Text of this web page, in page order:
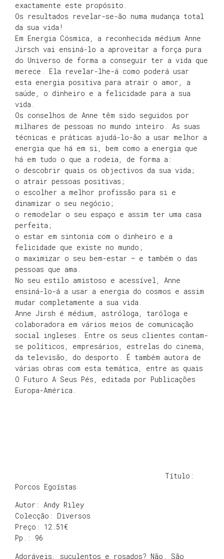
exactamente este propósito.
Os resultados revelar-se-ão numa mudança total
da sua vida!
Em Energia Cósmica, a reconhecida médium Anne
Jirsch vai ensiná-lo a aproveitar a força pura
do Universo de forma a conseguir ter a vida que
merece. Ela revelar-lhe-á como poderá usar
esta energia positiva para atrair o amor, a
saúde, o dinheiro e a felicidade para a sua
vida.
Os conselhos de Anne têm sido seguidos por
milhares de pessoas no mundo inteiro. As suas
técnicas e práticas ajudá-lo-ão a usar melhor a
energia que há em si, bem como a energia que
há em tudo o que a rodeia, de forma a:
o descobrir quais os objectivos da sua vida;
o atrair pessoas positivas;
o escolher a melhor profissão para si e
dinamizar o seu negócio;
o remodelar o seu espaço e assim ter uma casa
perfeita;
o estar em sintonia com o dinheiro e a
felicidade que existe no mundo;
o maximizar o seu bem-estar — e também o das
pessoas que ama.
No seu estilo amistoso e acessível, Anne
ensiná-lo-á a usar a energia do cosmos e assim
mudar completamente a sua vida.
Anne Jirsh é médium, astróloga, taróloga e
colaboradora em vários meios de comunicação
social ingleses. Entre os seus clientes contam-
se políticos, empresários, estrelas do cinema,
da televisão, do desporto. É também autora de
várias obras com esta temática, entre as quais
O Futuro A Seus Pés, editada por Publicações
Europa-América.
Título:
Porcos Egoístas
Autor: Andy Riley
Colecção: Diversos
Preço: 12.51€
Pp.: 96
Adoráveis, suculentos e rosados? Não. São